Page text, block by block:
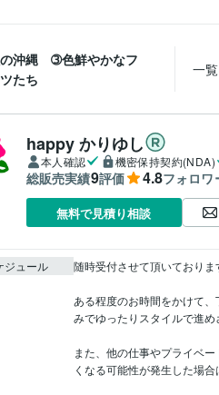
沖縄 ➂色鮮やかなフ
たち
一
happy かりゆし
本人確認 機密保持契約(NDA)
総販売実績9評価 4.8フォロワ
無料で見積り相談
ジュール 随時受付させて頂いておりま
ある程度のお時間をかけて
みでゆったりスタイルで進め
また、他の仕事やプライベ
くなる可能性が発生した場